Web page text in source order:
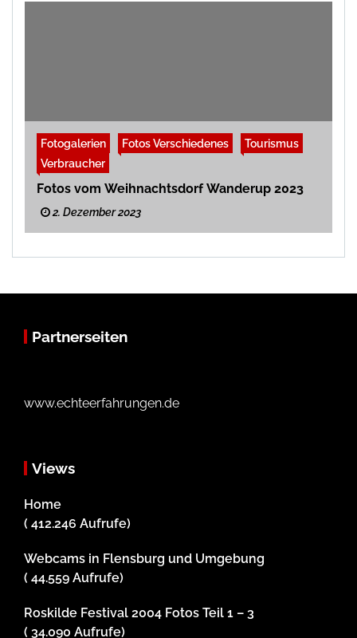
Fotogalerien Fotos Verschiedenes
Tourismus
Verbraucher
Fotos vom Weihnachtsdorf Wanderup 2023
2. Dezember 2023
Partnerseiten
www.echteerfahrungen.de
Views
Home
( 412.246 Aufrufe)
Webcams in Flensburg und Umgebung
( 44.559 Aufrufe)
Roskilde Festival 2004 Fotos Teil 1 – 3
( 34.090 Aufrufe)